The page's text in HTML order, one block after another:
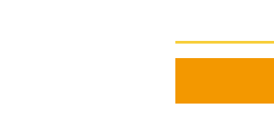
到廣泛的
她對閱讀的